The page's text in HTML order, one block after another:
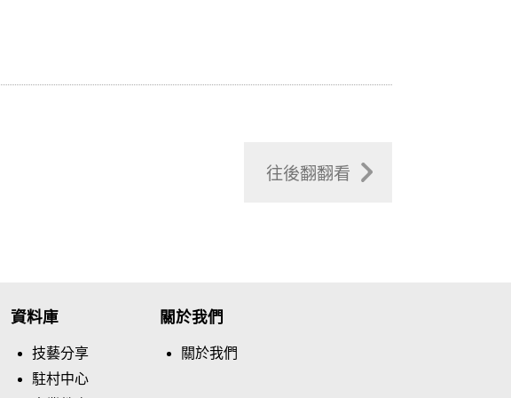
往後翻翻看
資料庫
技藝分享
駐村中心
關於我們
關於我們